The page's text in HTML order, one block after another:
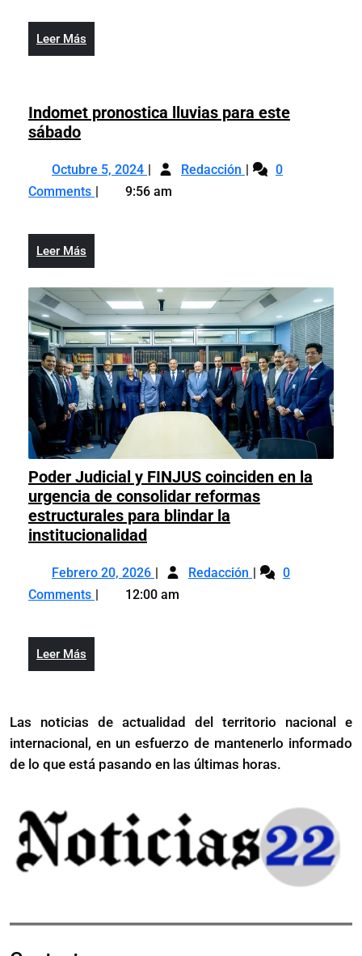
Leer Más
Más
Indomet pronostica lluvias para este
sábadoIndomet
lluvias
para
Octubre 5, 2024 Octubre
5,
Redacción Indomet
0
Comments
9:56 am
Leer Más
Más
Poder Judicial y FINJUS coinciden en la
urgencia de consolidar reformas
estructurales para blindar la
institucionalidadPoder
y
FINJUS
reformas
estructurales
para
institucionalidad
Febrero 20, 2026 Febrero
20,
Redacción Poder
de
consolidar
reformas
blindar
la
institucionalidad
0
Comments
12:00 am
Leer Más
Más
Las noticias de actualidad del territorio nacional e
internacional, en un esfuerzo de mantenerlo informado
de lo que está pasando en las últimas horas.